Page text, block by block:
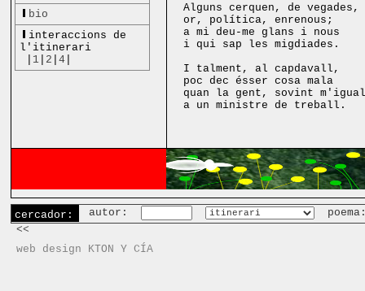
bio
interaccions de
l'itinerari
1 2 |4
Alguns cerquen, de vegades,
or, política, enrenous;
a mi deu-me glans i nous
i qui sap les migdiades.
I talment, al capdavall,
poc dec ésser cosa mala
quan la gent, sovint
a un ministre de treball.
cercador: autor:
<<
web design KTON Y CÍA